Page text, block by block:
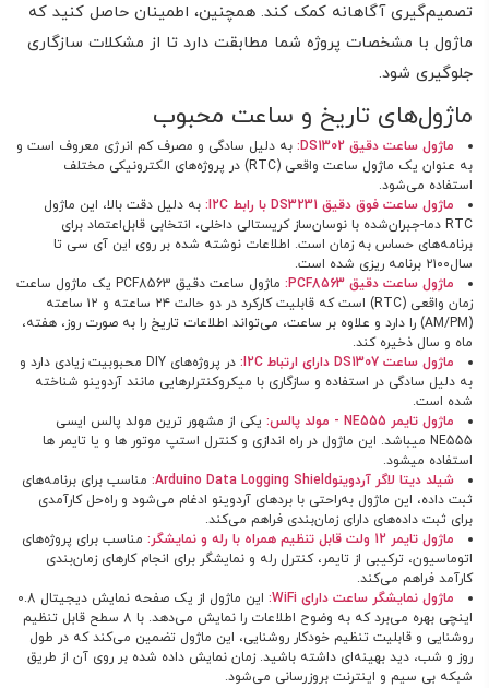
تصمیم‌گیری آگاهانه کمک کند. همچنین، اطمینان حاصل کنید که
ماژول با مشخصات پروژه شما مطابقت دارد تا از مشکلات سازگاری
جلوگیری شود.
ماژول‌های تاریخ و ساعت محبوب
ماژول ساعت دقیق DS1302
: به دلیل سادگی و مصرف کم انرژی معروف است و
به عنوان یک ماژول ساعت واقعی (RTC) در پروژه‌های الکترونیکی مختلف
استفاده می‌شود.
ماژول ساعت فوق دقیق DS3231 با رابط I2C
: به دلیل دقت بالا، این ماژول
RTC دما-جبران‌شده با نوسان‌ساز کریستالی داخلی، انتخابی قابل‌اعتماد برای
برنامه‌های حساس به زمان است. اطلاعات نوشته شده بر روی این آی سی تا
سال۲۱۰۰ برنامه ریزی شده است.
ماژول ساعت دقیق PCF8563
:
ماژول ساعت دقیق PCF8563 یک ماژول ساعت
زمان واقعی (RTC) است که قابلیت کارکرد در دو حالت ۲۴ ساعته و ۱۲ ساعته
(AM/PM) را دارد و علاوه بر ساعت، می‌تواند اطلاعات تاریخ را به صورت روز، هفته،
ماه و سال ذخیره کند.
ماژول ساعت DS1307 دارای ارتباط I2C
:
در پروژه‌های DIY محبوبیت زیادی دارد و
به دلیل سادگی در استفاده و سازگاری با میکروکنترلرهایی مانند آردوینو شناخته
شده است.
ماژول تایمر NE555 - مولد پالس: یکی از مشهور ترین مولد پالس ایسی
NE555 میباشد. این ماژول در راه اندازی و کنترل استپ موتور ها و یا تایمر ها
استفاده میشود.
شیلد دیتا لاگر آردوینوArduino Data Logging Shield
: مناسب برای برنامه‌های
ثبت داده، این ماژول به‌راحتی با بردهای آردوینو ادغام می‌شود و راه‌حل کارآمدی
برای ثبت داده‌های دارای زمان‌بندی فراهم می‌کند.
ماژول تایمر 12 ولت قابل تنظیم همراه با رله و نمایشگر:
مناسب برای پروژه‌های
اتوماسیون، ترکیبی از تایمر، کنترل رله و نمایشگر برای انجام کارهای زمان‌بندی
کارآمد فراهم می‌کند.
ماژول نمایشگر ساعت دارای WiFi
:
این ماژول از یک صفحه نمایش دیجیتال 0.8
اینچی بهره می‌برد که به وضوح اطلاعات را نمایش می‌دهد. با 8 سطح قابل تنظیم
روشنایی و قابلیت تنظیم خودکار روشنایی، این ماژول تضمین می‌کند که در طول
روز و شب، دید بهینه‌ای داشته باشید. زمان نمایش داده شده بر روی آن از طریق
شبکه بی سیم و اینترنت بروزرسانی می‌شود.